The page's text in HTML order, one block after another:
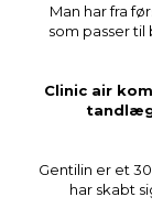
Man har fra
som passer
Clinic air
Gentilin er et
har skabt